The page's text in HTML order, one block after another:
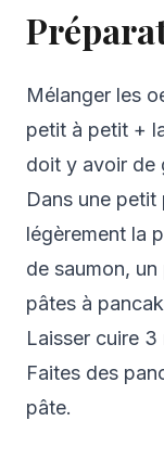
Mélanger les
petit à petit +
doit y avoir de
Dans une petit
légèrement la
de saumon,
pâtes à
Laisser cuire
Faites des
pâte.